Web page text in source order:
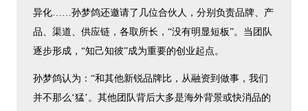
异化……孙梦鸽还邀请了几位合伙人，分别负责品牌、产
品、渠道、供应链，各取所长，“没有明显短板”。当团队
逐步形成，“知己知彼”成为重要的创业起点。
孙梦鸽认为：“和其他新锐品牌比，从融资到做事，我们
并不那么‘猛’。其他团队背后大多是海外背景或快消品的